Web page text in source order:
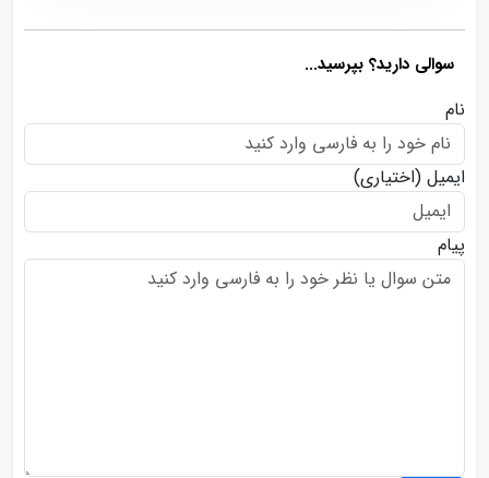
سوالی دارید؟ بپرسید...
نام
ایمیل (اختیاری)
پیام